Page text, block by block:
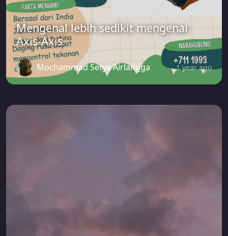
Mengenal lebih sedikit mengenai
Axis-Axis
Mochammad Setya Airlangga 1 year ago